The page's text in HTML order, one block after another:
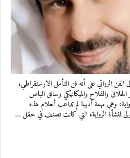
الروائي على أنه فن التأمل الارستقراطي،
والفلاح والميكانيكي وسائق الباص
وهي مهمة أدبية لم تداعب أحلام هذه
لنشأة الرواية، التي كانت تصنف في حقل …